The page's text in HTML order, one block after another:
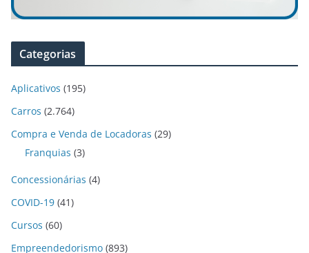
Categorias
Aplicativos (195)
Carros (2.764)
Compra e Venda de Locadoras (29)
Franquias (3)
Concessionárias (4)
COVID-19 (41)
Cursos (60)
Empreendedorismo (893)